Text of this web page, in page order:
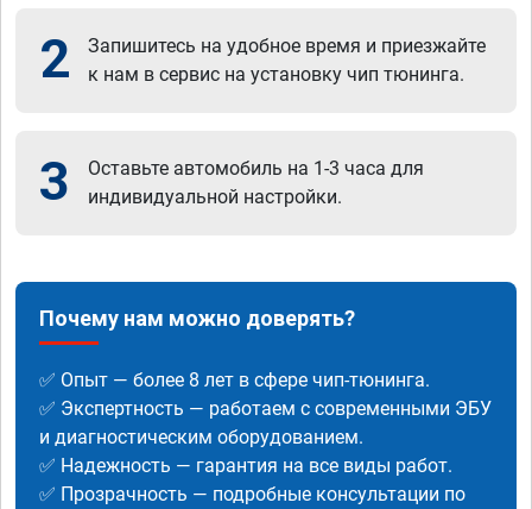
2
Запишитесь на удобное время и приезжайте
к нам в сервис на установку чип тюнинга.
3
Оставьте автомобиль на 1-3 часа для
индивидуальной настройки.
Почему нам можно доверять?
✅ Опыт — более 8 лет в сфере чип-тюнинга.
✅ Экспертность — работаем с современными ЭБУ
и диагностическим оборудованием.
✅ Надежность — гарантия на все виды работ.
✅ Прозрачность — подробные консультации по